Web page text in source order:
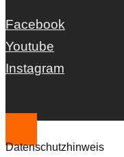
Facebook
Youtube
Instagram
Datenschutzhinweis